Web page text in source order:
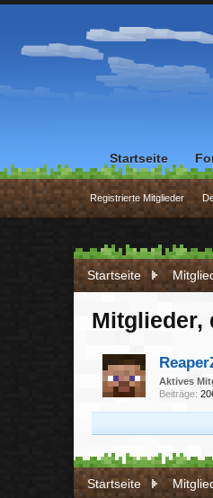
Startseite
Mitglieder,
Aktives
Beiträge:
Startseite
Startseite
Registrierte Mitglieder